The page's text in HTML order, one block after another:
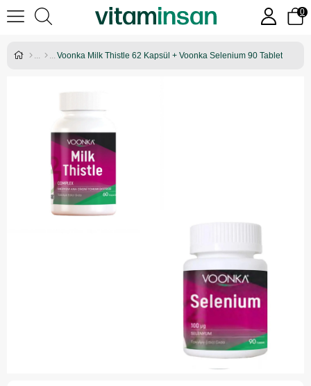
0
Voonka Milk Thistle 62 Kapsül + Voonka Selenium 90 Tablet